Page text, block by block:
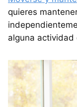
quieres
alguna actividad